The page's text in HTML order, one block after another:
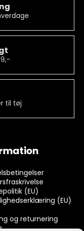
til tøj
(EU)
(EU)
og returnering